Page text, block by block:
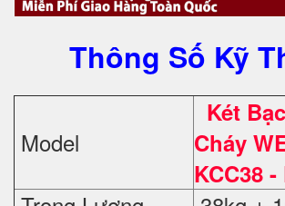
Thông Số Kỹ
Model
Két
Cháy
KCC38 -